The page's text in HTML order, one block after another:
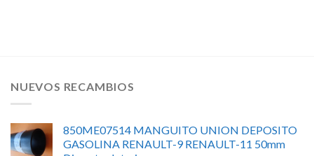
NUEVOS RECAMBIOS
850ME07514 MANGUITO UNION DEPOSITO
GASOLINA RENAULT-9 RENAULT-11 50mm